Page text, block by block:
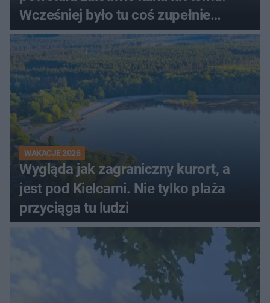
Wcześniej było tu coś zupełnie
innego
WAKACJE 2026
Wygląda jak zagraniczny kurort, a
jest pod Kielcami. Nie tylko plaża
przyciąga tu ludzi